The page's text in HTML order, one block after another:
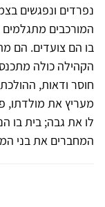
נפרדים ונפגשים
המורכבים
בו הם צועדים. הם
הקהילה כולה
חוסר ודאות,
מעריץ את מולדתו,
לו את גבה; בית בו
המחברים את בני